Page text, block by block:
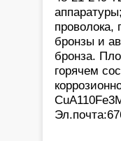
проволока,
бронзы и
бронза.
горячем